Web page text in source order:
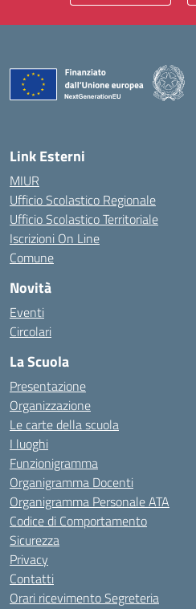
Link Esterni
MIUR
Ufficio Scolastico Regionale
Ufficio Scolastico Territoriale
Iscrizioni On Line
Comune
Novità
Eventi
Circolari
La Scuola
Presentazione
Organizzazione
Le carte della scuola
I luoghi
Funzionigramma
Organigramma Docenti
Organigramma Personale ATA
Codice di Comportamento
Sicurezza
Privacy
Contatti
Orari ricevimento Segreteria